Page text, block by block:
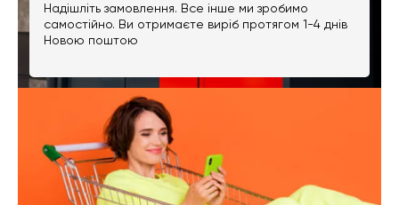
Надішліть замовлення. Все інше ми зробимо
самостійно. Ви отримаєте виріб протягом 1-4 днів
Новою поштою